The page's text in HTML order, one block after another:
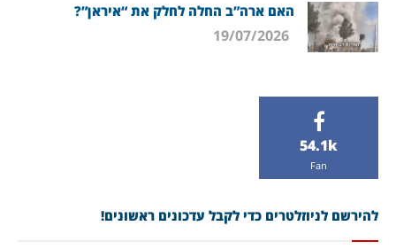
האם ארה”ב החלה לחלק את “איראן”?
54.1k
Fan
להירשם לניוזלטרים כדי לקבל עדכונים ראשונים!